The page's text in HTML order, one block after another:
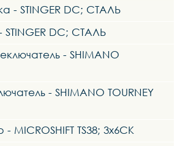
- STINGER DC; СТАЛЬ
STINGER DC; СТАЛЬ
- SHIMANO
- SHIMANO TOURNEY
TS38; 3x6СК